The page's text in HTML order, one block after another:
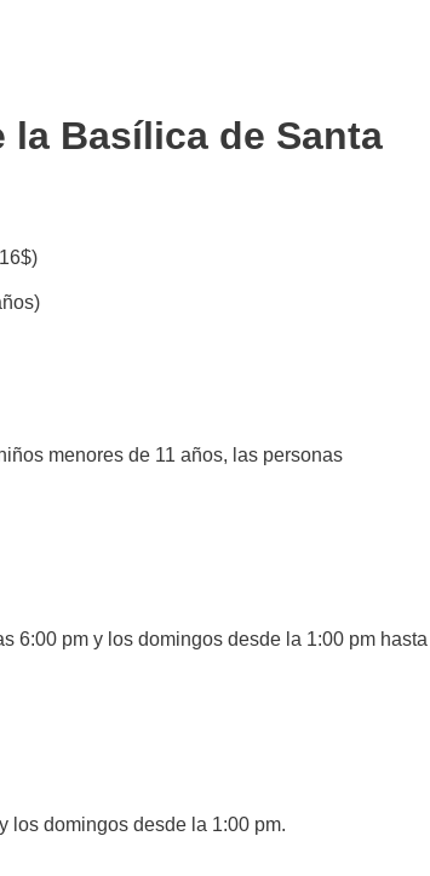
Basílica de Santa
menores de 11 años, las personas
6:00 pm y los domingos desde la 1:00 pm hasta
los domingos desde la 1:00 pm.